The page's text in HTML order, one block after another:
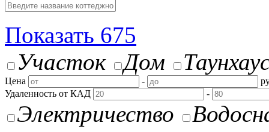
Показать 675
Участок
Дом
Цена -
Удаленность от КАД
-
Электричество